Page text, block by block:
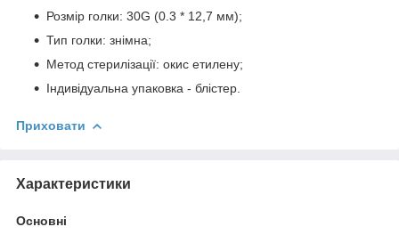
Розмір голки: 30G (0.3 * 12,7 мм);
Тип голки: знімна;
Метод стерилізації: окис етилену;
Індивідуальна упаковка - блістер.
Приховати
Характеристики
Основні